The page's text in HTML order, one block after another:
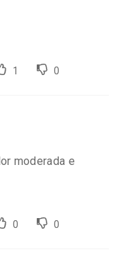
1 0
moderada e
0 0